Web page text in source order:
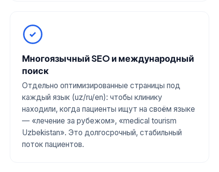
Многоязычный SEO и международный
поиск
Отдельно оптимизированные страницы под
каждый язык (uz/ru/en): чтобы клинику
находили, когда пациенты ищут на своём языке
— «лечение за рубежом», «medical tourism
Uzbekistan». Это долгосрочный, стабильный
поток пациентов.